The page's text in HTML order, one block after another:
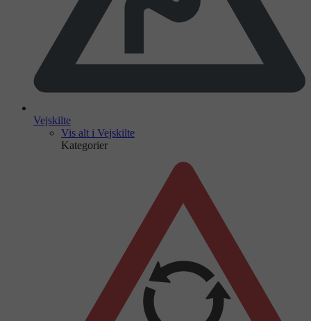
Vejskilte
Vis alt i Vejskilte
Kategorier